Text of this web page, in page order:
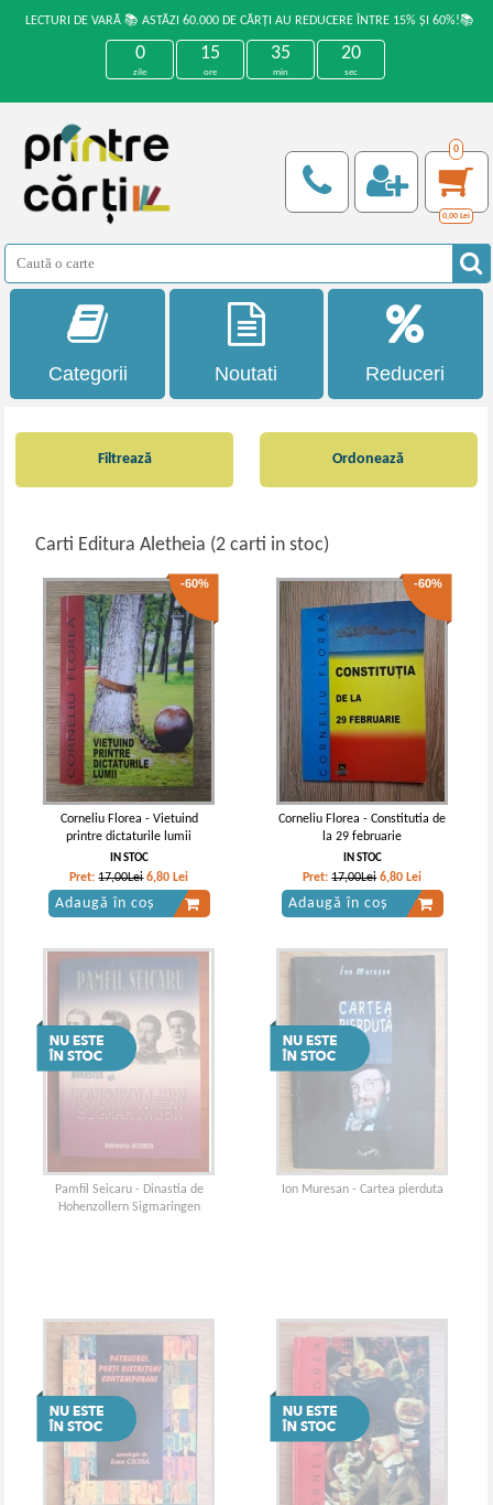
LECTURI DE VARĂ 📚 ASTĂZI 60.000 DE CĂRȚI AU REDUCERE ÎNTRE 15% ȘI 60%!📚
0
zile
15
ore
35
min
19
sec
0
0,00 Lei
Categorii Noutati Reduceri
Filtrează
Carti Editura Aletheia (2 carti in stoc)
Ordonează
-60%
Corneliu Florea - Vietuind
printre dictaturile lumii
IN STOC
Pret:17,00Lei 6,80 Lei
Adaugă în coș
-60%
Corneliu Florea - Constitutia de
la 29 februarie
IN STOC
Pret:17,00Lei 6,80 Lei
Adaugă în coș
Pamfil Seicaru - Dinastia de
Hohenzollern Sigmaringen
Ion Muresan - Cartea pierduta